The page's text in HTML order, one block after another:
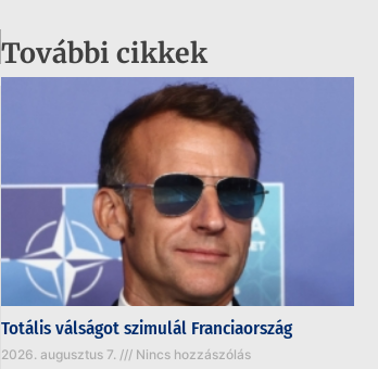
További cikkek
Totális válságot szimulál Franciaország
2026. augusztus 7. Nincs hozzászólás